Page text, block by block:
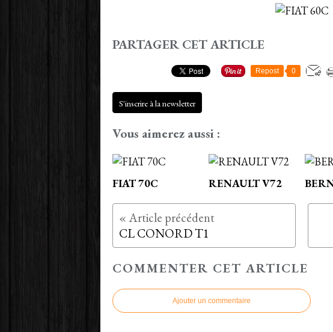
PARTAGER CET ARTICLE
Repost 0
S'inscrire à la newsletter
Vous aimerez aussi :
FIAT 70C RENAULT V72
CL CONORD T1
COMMENTER CET ARTICLE
Ajouter un commentaire